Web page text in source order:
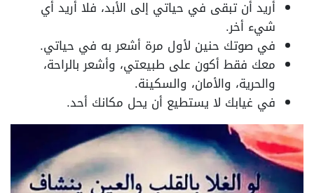
أريد أن تبقى في حياتي إلى الأبد، فلا أريد أي
شيء أخر.
في صوتك حنين لأول مرة أشعر به في حياتي.
معك فقط أكون على طبيعتي، وأشعر بالراحة،
والحرية، والأمان، والسكينة.
في غيابك لا يستطيع أن يحل مكانك أحد.